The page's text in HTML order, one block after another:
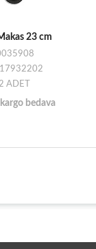
23 cm
ADET
bedava